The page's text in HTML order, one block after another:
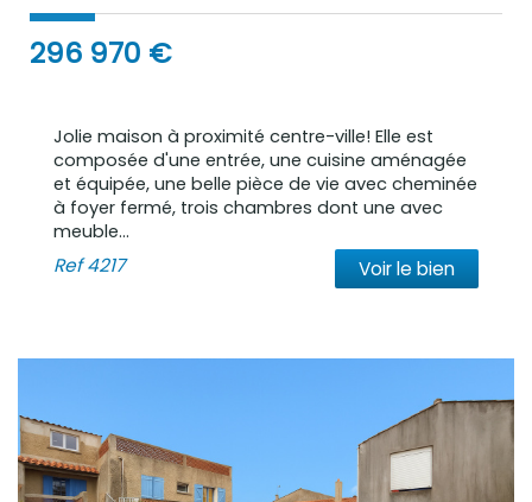
296 970 €
Jolie maison à proximité centre-ville! Elle est
composée d'une entrée, une cuisine aménagée
et équipée, une belle pièce de vie avec cheminée
à foyer fermé, trois chambres dont une avec
meuble...
Ref4217 Voir le bien